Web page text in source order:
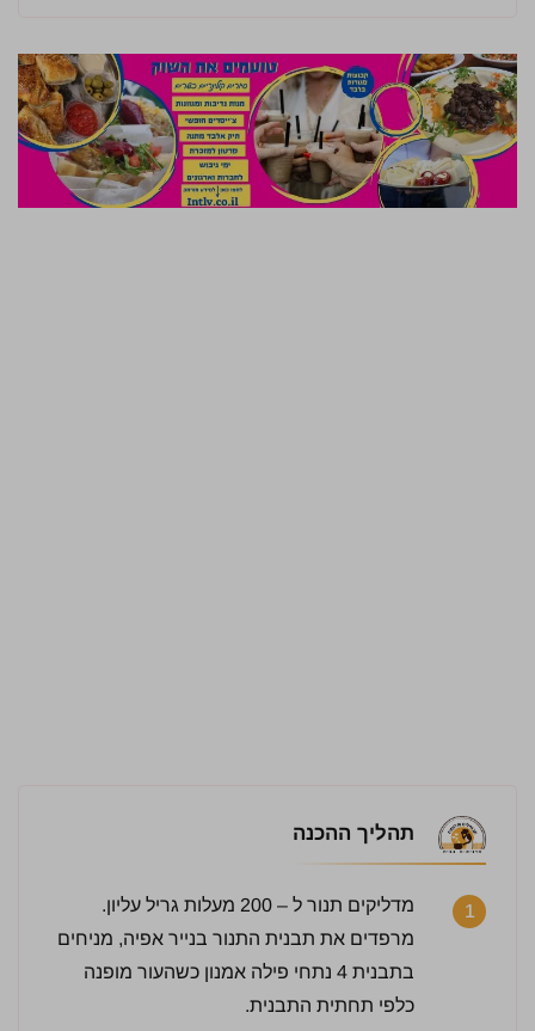
תהליך ההכנה
1
מדליקים תנור ל – 200 מעלות גריל עליון.
מרפדים את תבנית התנור בנייר אפיה, מניחים
בתבנית 4 נתחי פילה אמנון כשהעור מופנה
כלפי תחתית התבנית.